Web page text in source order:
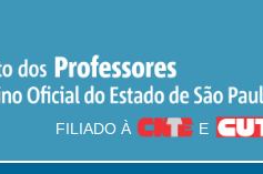
FILIADO À E